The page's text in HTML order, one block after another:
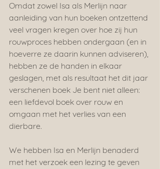
Omdat zowel Isa als Merlijn naar
aanleiding van hun boeken ontzettend
veel vragen kregen over hoe zij hun
rouwproces hebben ondergaan (en in
hoeverre ze daarin kunnen adviseren),
hebben ze de handen in elkaar
geslagen, met als resultaat het dit jaar
verschenen boek Je bent niet alleen:
een liefdevol boek over rouw en
omgaan met het verlies van een
dierbare.
We hebben Isa en Merlijn benaderd
met het verzoek een lezing te geven